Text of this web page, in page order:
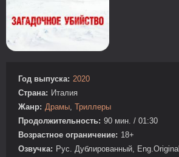
Год выпуска: 2020
Страна: Италия
Жанр: Драмы Триллеры
Продолжительность: 90 мин. / 01:30
Возрастное ограничение: 18+
Озвучка: Рус. Дублированный, Eng.Original